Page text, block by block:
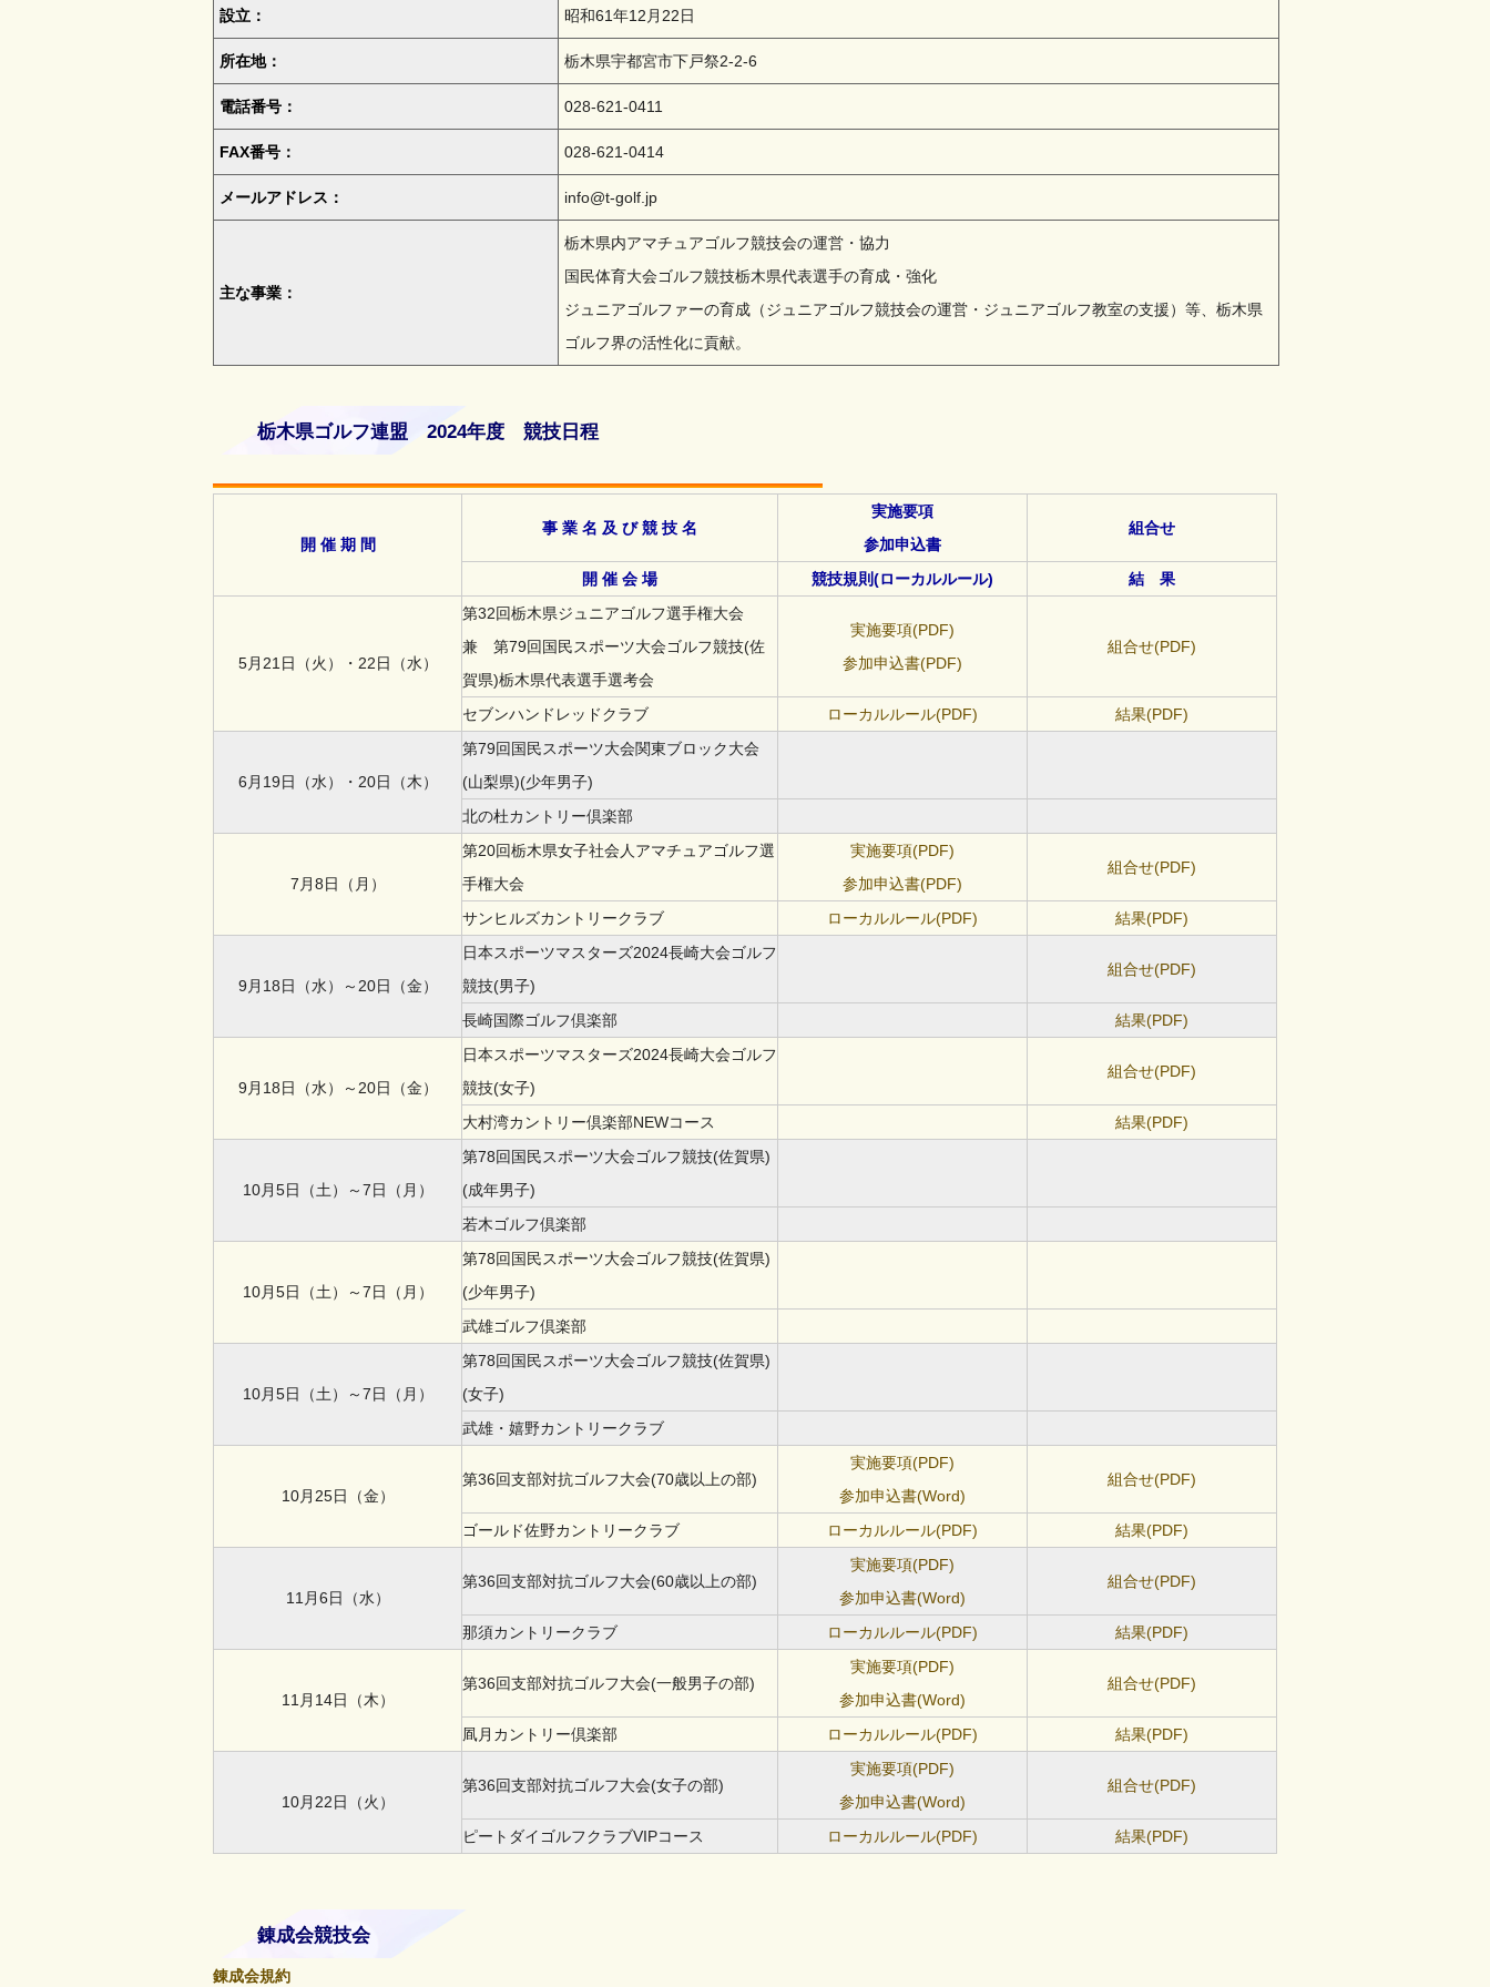
設立： 昭和61年12月22日
所在地： 栃木県宇都宮市下戸祭2-2-6
電話番号： 028-621-0411
FAX番号： 028-621-0414
メールアドレス： info@t-golf.jp
主な事業：
栃木県内アマチュアゴルフ競技会の運営・協力
国民体育大会ゴルフ競技栃木県代表選手の育成・強化
ジュニアゴルファーの育成（ジュニアゴルフ競技会の運営・ジュニアゴルフ教室の支援）等、栃木県
ゴルフ界の活性化に貢献。
栃木県ゴルフ連盟 2024年度 競技日程
開 催 期 間
事 業 名 及 び 競 技 名
実施要項
参加申込書
組合せ
開 催 会 場 競技規則(ローカルルール) 結 果
5月21日（火）・22日（水）
第32回栃木県ジュニアゴルフ選手権大会
兼 第79回国民スポーツ大会ゴルフ競技(佐
賀県)栃木県代表選手選考会
実施要項(PDF)
参加申込書(PDF)
組合せ(PDF)
セブンハンドレッドクラブ ローカルルール(PDF) 結果(PDF)
6月19日（水）・20日（木）
第79回国民スポーツ大会関東ブロック大会
(山梨県)(少年男子)
北の杜カントリー倶楽部
7月8日（月）
第20回栃木県女子社会人アマチュアゴルフ選
手権大会
実施要項(PDF)
参加申込書(PDF)
組合せ(PDF)
サンヒルズカントリークラブ ローカルルール(PDF) 結果(PDF)
9月18日（水）～20日（金）
日本スポーツマスターズ2024長崎大会ゴルフ
競技(男子)
組合せ(PDF)
長崎国際ゴルフ倶楽部 結果(PDF)
9月18日（水）～20日（金）
日本スポーツマスターズ2024長崎大会ゴルフ
競技(女子)
組合せ(PDF)
大村湾カントリー倶楽部NEWコース 結果(PDF)
10月5日（土）～7日（月）
第78回国民スポーツ大会ゴルフ競技(佐賀県)
(成年男子)
若木ゴルフ倶楽部
10月5日（土）～7日（月）
第78回国民スポーツ大会ゴルフ競技(佐賀県)
(少年男子)
武雄ゴルフ倶楽部
10月5日（土）～7日（月）
第78回国民スポーツ大会ゴルフ競技(佐賀県)
(女子)
武雄・嬉野カントリークラブ
10月25日（金）
第36回支部対抗ゴルフ大会(70歳以上の部)
実施要項(PDF)
参加申込書(Word)
組合せ(PDF)
ゴールド佐野カントリークラブ ローカルルール(PDF) 結果(PDF)
11月6日（水）
第36回支部対抗ゴルフ大会(60歳以上の部)
実施要項(PDF)
参加申込書(Word)
組合せ(PDF)
那須カントリークラブ ローカルルール(PDF) 結果(PDF)
11月14日（木）
第36回支部対抗ゴルフ大会(一般男子の部)
実施要項(PDF)
参加申込書(Word)
組合せ(PDF)
凮月カントリー倶楽部 ローカルルール(PDF) 結果(PDF)
10月22日（火）
第36回支部対抗ゴルフ大会(女子の部)
実施要項(PDF)
参加申込書(Word)
組合せ(PDF)
ピートダイゴルフクラブVIPコース ローカルルール(PDF) 結果(PDF)
錬成会競技会
錬成会規約